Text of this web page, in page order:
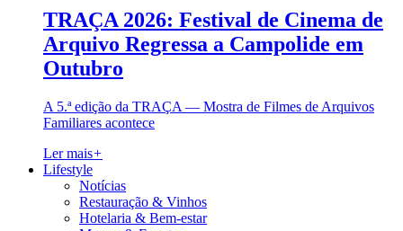
TRAÇA 2026: Festival de Cinema de
Arquivo Regressa a Campolide em
Outubro
A 5.ª edição da TRAÇA — Mostra de Filmes de Arquivos
Familiares acontece
Ler mais+
Lifestyle
Notícias
Restauração & Vinhos
Hotelaria & Bem-estar